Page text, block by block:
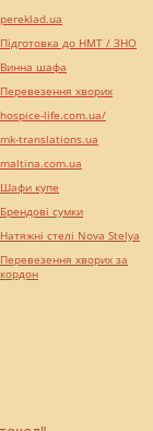
pereklad.ua
Підготовка до НМТ / ЗНО
Винна шафа
Перевезення хворих
hospice-life.com.ua/
mk-translations.ua
maltina.com.ua
Шафи купе
Брендові сумки
Натяжні стелі Nova Stelya
Перевезення хворих за
кордон